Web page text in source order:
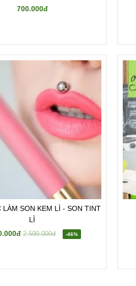
700.000đ
LÀM SON KEM LÌ - SON TINT
LÌ
2.590.000đ -46%